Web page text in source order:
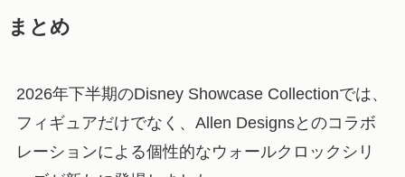
まとめ
2026年下半期のDisney Showcase Collectionでは、
フィギュアだけでなく、Allen Designsとのコラボ
レーションによる個性的なウォールクロックシリ